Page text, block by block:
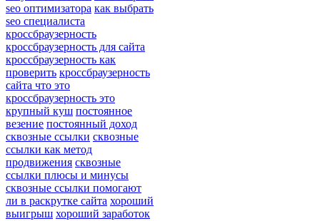
seo оптимизатора как выбрать
seo специалиста
кроссбраузерность
кроссбраузерность для сайта
кроссбраузерность как
проверить кроссбраузерность
сайта что это
кроссбраузерность это
крупный куш постоянное
везение постоянный доход
сквозные ссылки сквозные
ссылки как метод
продвижения сквозные
ссылки плюсы и минусы
сквозные ссылки помогают
ли в раскрутке сайта хороший
выигрыш хороший заработок